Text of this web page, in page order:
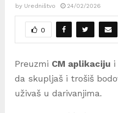
by Uredništvo 24/02/2026
0
Preuzmi CM aplikaciju i
da skupljaš i trošiš
uživaš u darivanjima.